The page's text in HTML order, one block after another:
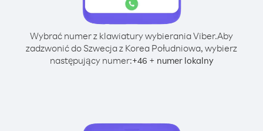
Wybrać numer z klawiatury wybierania Viber.Aby
zadzwonić do Szwecja z Korea Południowa, wybierz
następujący numer:+46 + numer lokalny